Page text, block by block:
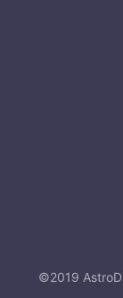
©2019